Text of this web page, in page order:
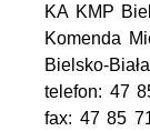
KA KMP
Komenda
Bielsko-
telefon: 47
fax: 47 85